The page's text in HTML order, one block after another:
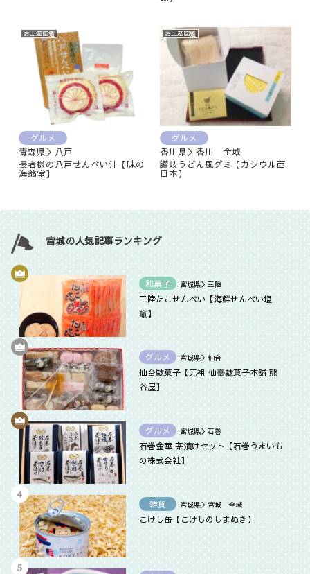
お土産図鑑
グルメ
青森県＞八戸
長者様の八戸せんべい汁【味の
海翁堂】
お土産図鑑
グルメ
香川県＞香川 全域
讃岐うどん風グミ【カシウル西
日本】
宮城の人気記事ランキング
和菓子 宮城県＞三陸
三陸たこせんべい【海鮮せんべい塩
竈】
グルメ 宮城県＞仙台
仙台駄菓子【元祖 仙臺駄菓子本舗 熊
谷屋】
グルメ 宮城県＞石巻
石巻金華 茶漬けセット【石巻うまいも
の株式会社】
雑貨 宮城県＞宮城 全域
こけし缶【こけしのしまぬき】